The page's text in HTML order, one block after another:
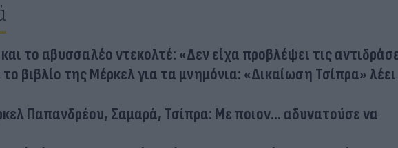
το αβυσσαλέο ντεκολτέ: «Δεν είχα προβλέψει τις
βιβλίο της Μέρκελ για τα μνημόνια: «Δικαίωση Τσίπρα»
Παπανδρέου, Σαμαρά, Τσίπρα: Με ποιον... αδυνατούσε να